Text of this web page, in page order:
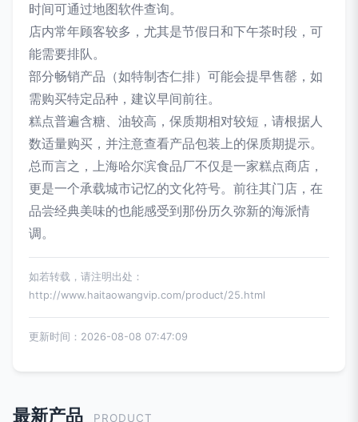
时间可通过地图软件查询。
店内常年顾客较多，尤其是节假日和下午茶时段，可
能需要排队。
部分畅销产品（如特制杏仁排）可能会提早售罄，如
需购买特定品种，建议早间前往。
糕点普遍含糖、油较高，保质期相对较短，请根据人
数适量购买，并注意查看产品包装上的保质期提示。
总而言之，上海哈尔滨食品厂不仅是一家糕点商店，
更是一个承载城市记忆的文化符号。前往其门店，在
品尝经典美味的也能感受到那份历久弥新的海派情
调。
如若转载，请注明出处：
http://www.haitaowangvip.com/product/25.html
更新时间：2026-08-08 07:47:09
最新产品 PRODUCT